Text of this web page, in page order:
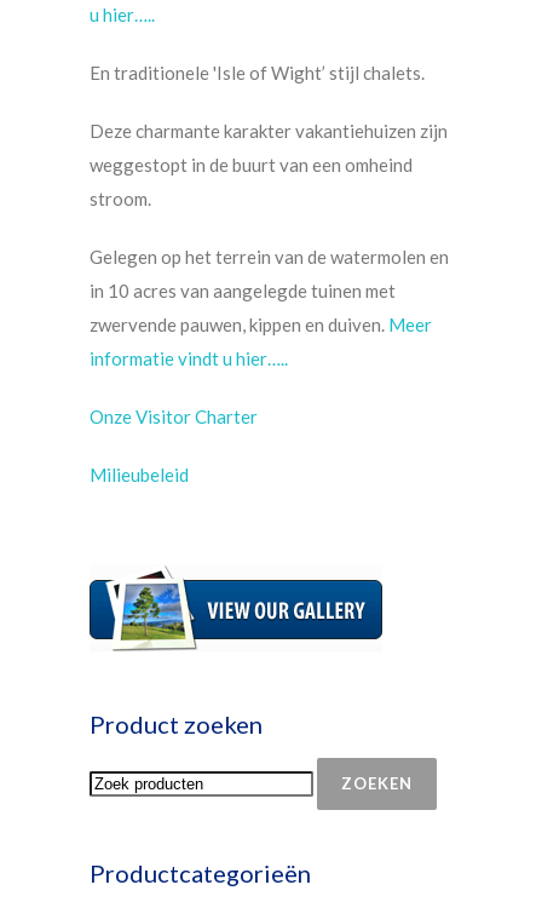
u hier…..
En traditionele 'Isle of Wight’ stijl chalets.
Deze charmante karakter vakantiehuizen zijn
weggestopt in de buurt van een omheind
stroom.
Gelegen op het terrein van de watermolen en
in 10 acres van aangelegde tuinen met
zwervende pauwen, kippen en duiven. Meer
informatie vindt u hier…..
Onze Visitor Charter
Milieubeleid
Product zoeken
ZOEKEN
Productcategorieën